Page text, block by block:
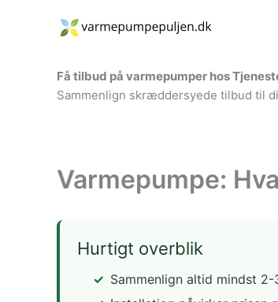
Få tilbud på varmepumper hos
Sammenlign skræddersyede tilbud til
Varmepumpe:
Hurtigt overblik
Sammenlign altid mindst